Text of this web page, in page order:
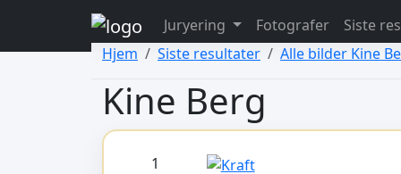
view: elements/_bootstrap_header_css.php
view: menus/_default.phpJuryering Fotografer
Siste
Hjem
Siste resultater Alle bilder Kine
Kine Berg
1